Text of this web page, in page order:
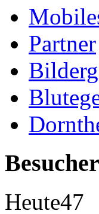
Partner
Heute47